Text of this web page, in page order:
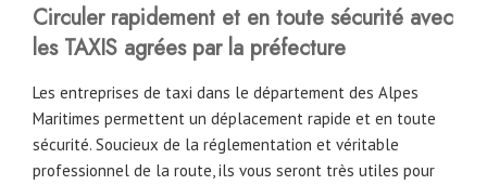
Circuler rapidement et en toute sécurité avec
les TAXIS agrées par la préfecture
Les entreprises de taxi dans le département des Alpes
Maritimes permettent un déplacement rapide et en toute
sécurité. Soucieux de la réglementation et véritable
professionnel de la route, ils vous seront très utiles pour